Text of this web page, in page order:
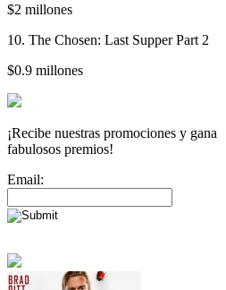
$2 millones
10. The Chosen: Last Supper Part 2
$0.9 millones
¡Recibe nuestras promociones y gana
fabulosos premios!
Email: